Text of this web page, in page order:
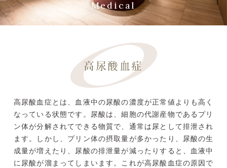
Medical
高尿酸血症
高尿酸血症とは、血液中の尿酸の濃度が正常値よりも高く
なっている状態です。尿酸は、細胞の代謝産物であるプリ
ン体が分解されてできる物質で、通常は尿として排泄され
ます。しかし、プリン体の摂取量が多かったり、尿酸の生
成量が増えたり、尿酸の排泄量が減ったりすると、血液中
に尿酸が溜まってしまいます。これが高尿酸血症の原因で